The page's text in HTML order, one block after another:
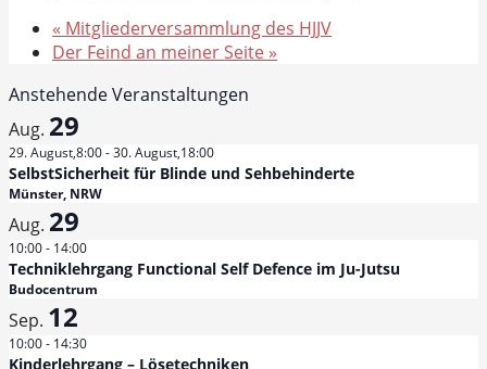
« Mitgliederversammlung des HJJV
Der Feind an meiner Seite »
Anstehende Veranstaltungen
Aug. 29
29. August,8:00-30. August,18:00
SelbstSicherheit für Blinde und Sehbehinderte
Münster, NRW
Aug. 29
10:00- 14:00
Techniklehrgang Functional Self Defence im Ju-Jutsu
Budocentrum
Sep. 12
10:00- 14:30
Kinderlehrgang – Lösetechniken